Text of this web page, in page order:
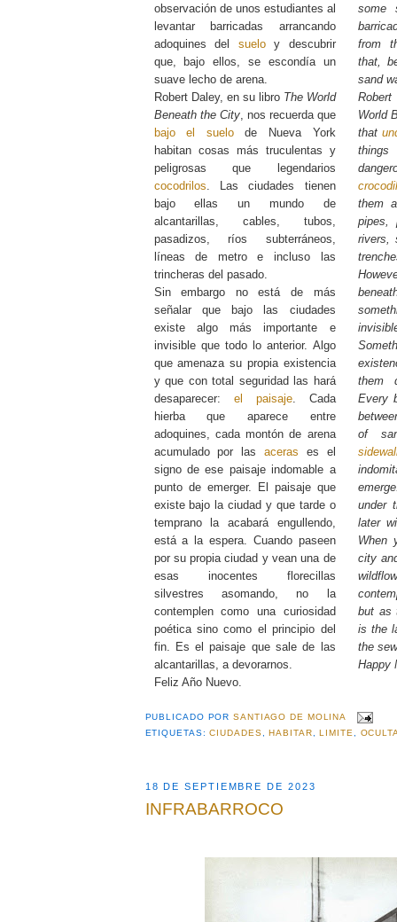
observación de unos estudiantes al
levantar barricadas arrancando
adoquines del sueloy descubrir
que, bajo ellos, se escondía un
suave lecho de arena.
Robert Daley, en su libro The World
Beneath the City, nos recuerda que
bajo el suelode Nueva York
habitan cosas más truculentas y
peligrosas que legendarios
cocodrilos . Las ciudades tienen
bajo ellas un mundo de
alcantarillas, cables, tubos,
pasadizos, ríos subterráneos,
líneas de metro e incluso las
trincheras del pasado.
Sin embargo no está de más
señalar que bajo las ciudades
existe algo más importante e
invisible que todo lo anterior. Algo
que amenaza su propia existencia
y que con total seguridad las hará
desaparecer: el paisaje. Cada
hierba que aparece entre
adoquines, cada montón de arena
acumulado por lasaceras es el
signo de ese paisaje indomable a
punto de emerger. El paisaje que
existe bajo la ciudad y que tarde o
temprano la acabará engullendo,
está a la espera. Cuando paseen
por su propia ciudad y vean una de
esas inocentes florecillas
silvestres asomando, no la
contemplen como una curiosidad
poética sino como el principio del
fin. Es el paisaje que sale de las
alcantarillas, a devorarnos.
Feliz Año Nuevo.
some
from
that,
sand
World
that
them
pipes,
rivers,
them
Every
of
under
later
When
city
but as
is the
the
Happy
PUBLICADO PORSANTIAGO DE MOLINA
ETIQUETAS:CIUDADES ,HABITAR ,LIMITE
18 DE SEPTIEMBRE DE 2023
INFRABARROCO